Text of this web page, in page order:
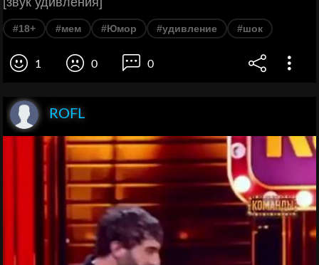
#18+ #мем #Юмор #удивление #шок
1 0 0
ROFL